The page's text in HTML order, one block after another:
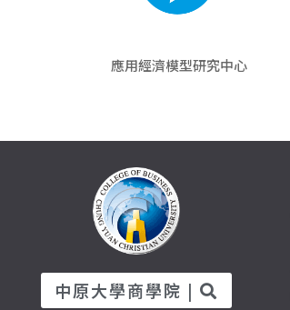
應用經濟模型研究中心
中原大學商學院 |